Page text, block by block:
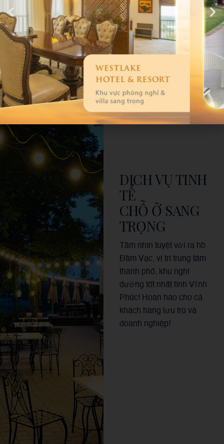
giàu kinh nghiệm
khoản ngân hàng,
quét QR, và trả
tiền mặt
DỊCH VỤ TINH
TẾ
CHỖ Ở SANG
TRỌNG
Tầm nhìn tuyệt vời ra hồ
Đầm Vạc, vị trí trung tâm
thành phố, khu nghỉ
dưỡng tốt nhất tỉnh Vĩnh
Phúc! Hoàn hảo cho cả
khách hàng lưu trú và
doanh nghiệp!